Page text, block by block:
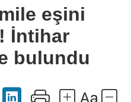
eşini
İntihar
bulundu